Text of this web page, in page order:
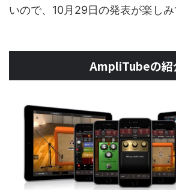
いので、10月29日の発表が楽しみ
AmpliTubeの紹